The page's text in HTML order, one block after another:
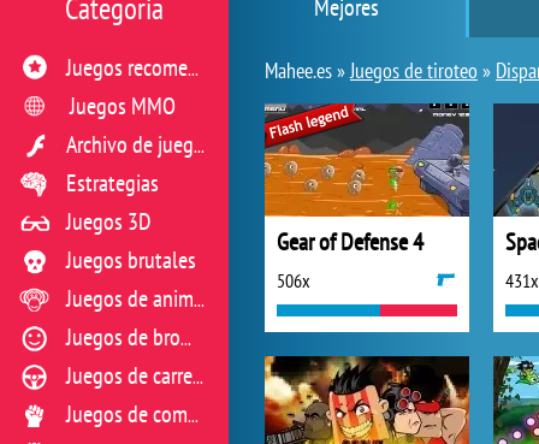
Mejores
Mahee.es »Juegos de tiroteo »
Gear of Defense 4
506x 431x
Categoria
Juegos recomendados
Juegos MMO
Archivo de juegos flash
Estrategias
Juegos 3D
Juegos brutales
Juegos de animales
Juegos de broma
Juegos de carreras
Juegos de combate